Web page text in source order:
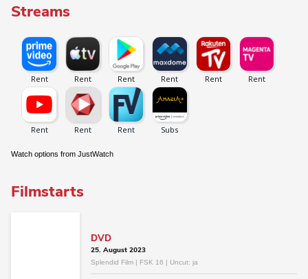
Streams
Watch options from JustWatch
Filmstarts
DVD
25. August 2023
Splendid Film | FSK 16 | Uncut: ja